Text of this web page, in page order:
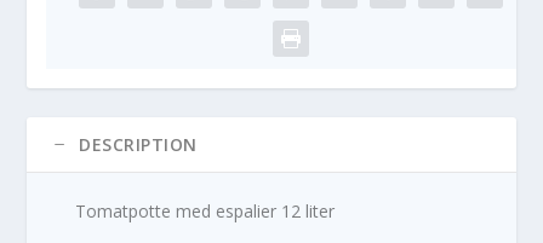
DESCRIPTION
Tomatpotte med espalier 12 liter